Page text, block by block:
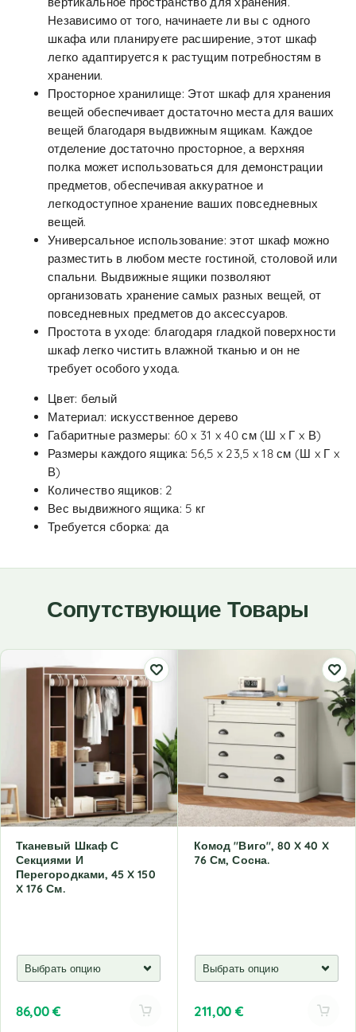
Независимо от того, начинаете ли вы с одного
шкафа или планируете расширение, этот шкаф
легко адаптируется к растущим потребностям в
хранении.
Просторное хранилище: Этот шкаф для хранения
вещей обеспечивает достаточно места для ваших
вещей благодаря выдвижным ящикам. Каждое
отделение достаточно просторное, а верхняя
полка может использоваться для демонстрации
предметов, обеспечивая аккуратное и
легкодоступное хранение ваших повседневных
вещей.
Универсальное использование: этот шкаф можно
разместить в любом месте гостиной, столовой или
спальни. Выдвижные ящики позволяют
организовать хранение самых разных вещей, от
повседневных предметов до аксессуаров.
Простота в уходе: благодаря гладкой поверхности
шкаф легко чистить влажной тканью и он не
требует особого ухода.
Цвет: белый
Материал: искусственное дерево
Габаритные размеры: 60 x 31 x 40 см (Ш x Г x В)
Размеры каждого ящика: 56,5 x 23,5 x 18 см (Ш x Г x
В)
Количество ящиков: 2
Вес выдвижного ящика: 5 кг
Требуется сборка: да
Сопутствующие Товары
Тканевый Шкаф С
Секциями И
Перегородками, 45 X 150
X 176 См.
86,00€
Комод "Виго", 80 X 40 X
76 См, Сосна.
211,00 €